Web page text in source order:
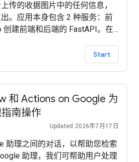
传的收据图片中的任何信息，
。应用本身包含 2 种服务：前
创建前端和后端的 FastAPI。在
多模态交互并与存储和
最后，您需要将此服务部署到
Start
和 Actions on Google 为
南操作
Updated 2026年7月17日
助理之间的对话，以帮助您检索
助理，我们可帮助用户处理